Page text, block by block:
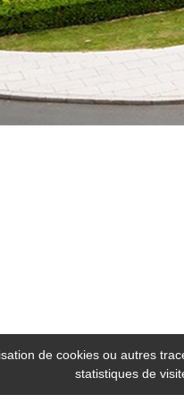
de cookies ou autres
statistiques de